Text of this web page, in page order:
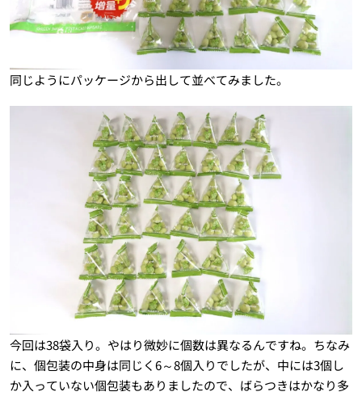
同じようにパッケージから出して並べてみました。
今回は38袋入り。やはり微妙に個数は異なるんですね。ちなみ
に、個包装の中身は同じく6～8個入りでしたが、中には3個し
か入っていない個包装もありましたので、ばらつきはかなり多